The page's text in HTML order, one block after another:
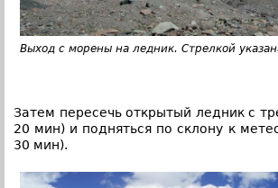
Выход с морены на ледник. Стрелкой
Затем пересечь открытый ледник с
20 мин) и подняться по склону к
30 мин).